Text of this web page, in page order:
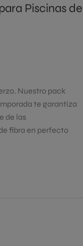
Piscinas de
Nuestro pack
te garantiza
de las
fibra en perfecto